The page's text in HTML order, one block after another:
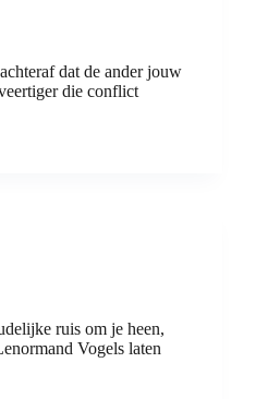
dat de ander jouw
die conflict
ruis om je heen,
Vogels laten